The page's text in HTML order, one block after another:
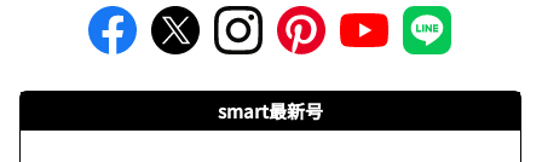
smart最新号